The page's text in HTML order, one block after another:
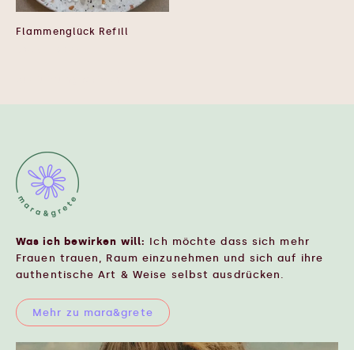
Flammenglück Refill
Was ich bewirken will: Ich möchte dass sich mehr
Frauen trauen, Raum einzunehmen und sich auf ihre
authentische Art & Weise selbst ausdrücken.
Mehr zu mara&grete